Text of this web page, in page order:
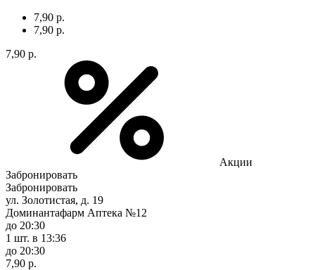
7,90 р.
7,90 р.
7,90 р.
Акции
Забронировать
Забронировать
ул. Золотистая, д. 19
Доминантафарм Аптека №12
до 20:30
1 шт. в 13:36
до 20:30
7,90 р.